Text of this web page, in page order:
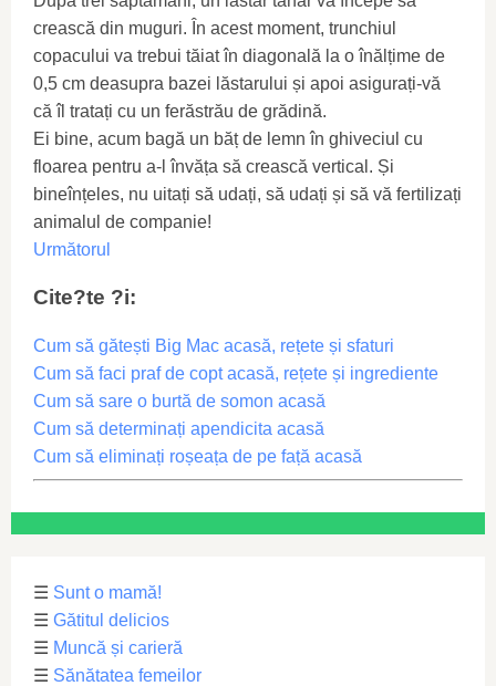
crească din muguri. În acest moment, trunchiul
copacului va trebui tăiat în diagonală la o înălțime de
0,5 cm deasupra bazei lăstarului și apoi asigurați-vă
că îl tratați cu un ferăstrău de grădină.
Ei bine, acum bagă un băț de lemn în ghiveciul cu
floarea pentru a-l învăța să crească vertical. Și
bineînțeles, nu uitați să udați, să udați și să vă fertilizați
animalul de companie!
Următorul
Cite?te ?i:
Cum să gătești Big Mac acasă, rețete și sfaturi
Cum să faci praf de copt acasă, rețete și ingrediente
Cum să sare o burtă de somon acasă
Cum să determinați apendicita acasă
Cum să eliminați roșeața de pe față acasă
☰ Sunt o mamă!
☰ Gătitul delicios
☰ Muncă și carieră
☰ Sănătatea femeilor